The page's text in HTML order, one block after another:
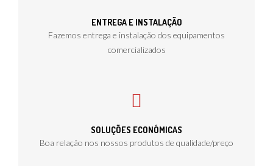
ENTREGA E INSTALAÇÃO
Fazemos entrega e instalação dos equipamentos
comercializados
SOLUÇÕES ECONÓMICAS
Boa relação nos nossos produtos de qualidade/preço